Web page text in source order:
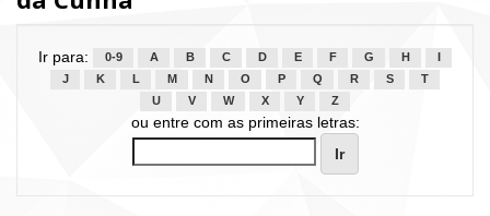
Ir para: 0-9 A B C D E F G H
J
K L M N O P Q R S
T
U
V W X Y Z
ou entre com as primeiras letras: